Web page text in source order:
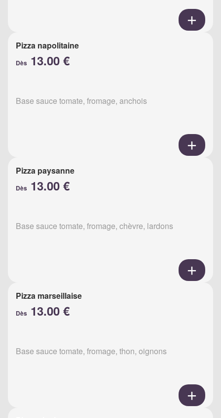
Pizza napolitaine
Dès 13.00 €
Base sauce tomate, fromage, anchois
Pizza paysanne
Dès 13.00 €
Base sauce tomate, fromage, chèvre, lardons
Pizza marseillaise
Dès 13.00 €
Base sauce tomate, fromage, thon, oignons